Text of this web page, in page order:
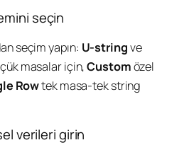
seçin
seçim yapın: U-stringve
masalar için,Customözel
Rowtek masa-tek string
verileri girin